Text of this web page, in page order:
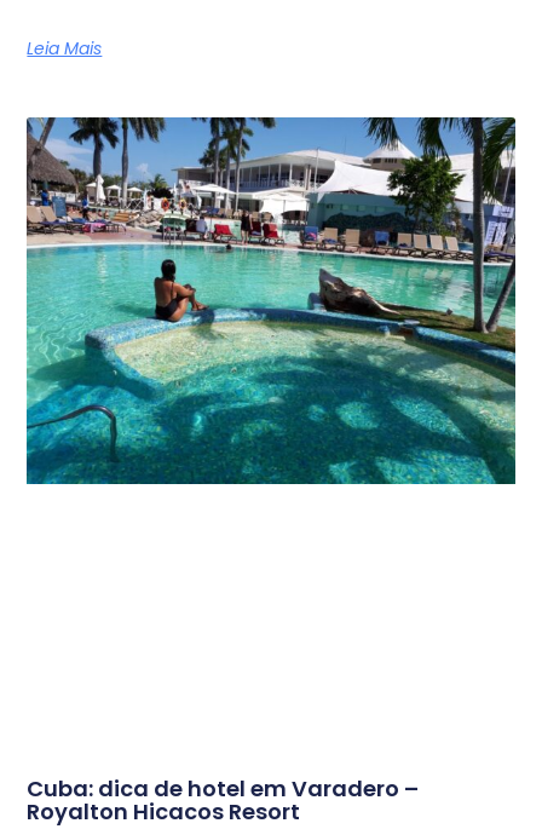
Leia Mais
Cuba: dica de hotel em Varadero –
Royalton Hicacos Resort